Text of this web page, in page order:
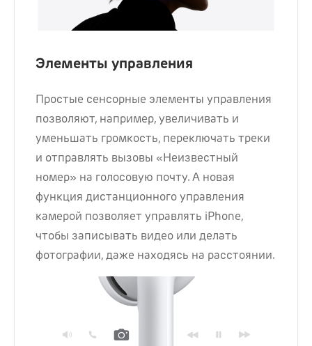
Элементы управления
Простые сенсорные элементы управления
позволяют, например, увеличивать и
уменьшать громкость, переключать треки
и отправлять вызовы «Неизвестный
номер» на голосовую почту. А новая
функция дистанционного управления
камерой позволяет управлять iPhone,
чтобы записывать видео или делать
фотографии, даже находясь на расстоянии.